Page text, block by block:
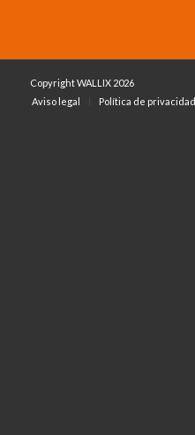
Copyright WALLIX 2026
Aviso legal
Política de privacidad